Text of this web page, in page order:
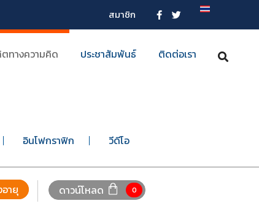
อินโฟกราฟิก วีดีโอ
ายุ ดาวน์โหลด 0
สมาชิก
ทางความคิด ประชาสัมพันธ์ ติดต่อเรา